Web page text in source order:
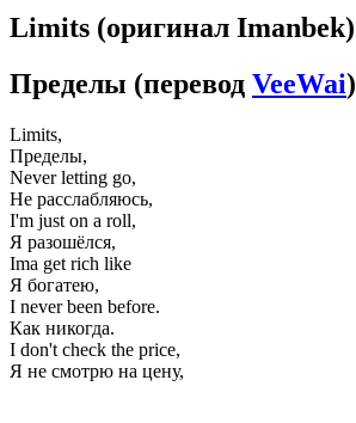
Limits (оригинал Imanbek)
Пределы (перевод VeeWai)
Limits,
Пределы,
Never letting go,
Не расслабляюсь,
I'm just on a roll,
Я разошёлся,
Ima get rich like
Я богатею,
I never been before.
Как никогда.
I don't check the price,
Я не смотрю на цену,